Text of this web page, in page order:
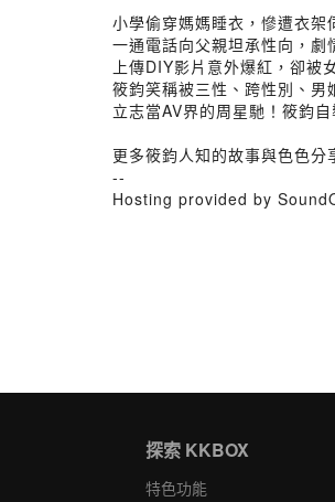
小學偷穿媽媽睡衣，慘遭衣架
一通電話向父親坦承性向，劇
上傳DIY影片意外爆紅，卻
筱鈞笑稱被三性、跨性別、男
立志當AV界的周星馳！筱鈞
更多筱鈞人知的故事與色色分
--
Hosting provided by
探索 KKBOX
特色功能